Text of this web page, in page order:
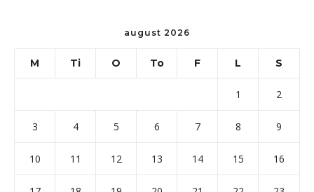
august 2026
M Ti O To F L S
1 2
3 4 5 6 7 8 9
10 11 12 13 14 15 16